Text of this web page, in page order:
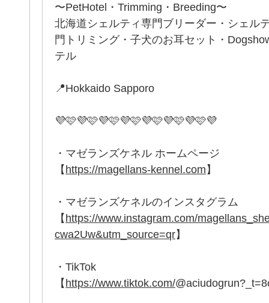
〜PetHotel・Trimming・Breeding〜
北海道シェルティ専門ブリーダー・シェル
門トリミング・子犬のお耳セット・
テル
📍Hokkaido Sapporo
💜🩷💜🩷💜🩷💜🩷💜🩷💜🩷💜🩷💜
・マゼランズケネル ホームページ
【https://magellans-kennel.com】
・マゼランズケネルのインスタグラム
【https://www.instagram.com/
cwa2Uw&utm_source=qr】
・TikTok
【https://www.tiktok.com/